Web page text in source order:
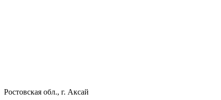
Ростовская обл., г. Аксай